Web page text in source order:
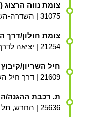
צומת נווה
31075 | השדרה-השביעית, חבל יבנה
צומת חולון/דרך
21254 | יציאה לדרך השיריון, תל אביב יפו
חיל השריון/
21609 | דרך חיל השריון 62, תל אביב יפו
ת. רכבת ההגנה/
25636 | החרש, תל אביב יפו